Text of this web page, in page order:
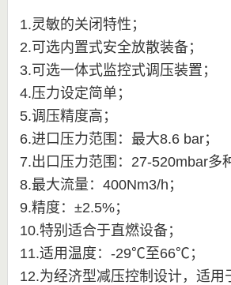
1.灵敏的关闭特性；
2.可选内置式安全放散装备；
3.可选一体式监控式调压装置；
4.压力设定简单；
5.调压精度高；
6.进口压力范围：最大8.6 bar；
7.出口压力范围：27-520mbar多
8.最大流量：400Nm3/h；
9.精度：±2.5%；
10.特别适合于直燃设备；
11.适用温度：-29℃至66℃；
12.为经济型减压控制设计，适